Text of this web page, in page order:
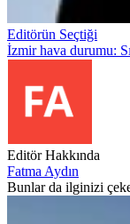
Editörün Seçtiği
İzmir hava durumu:
Editör Hakkında
Fatma Aydın
Bunlar da ilginizi